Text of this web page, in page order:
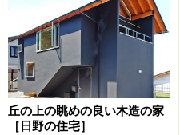
竣工年月：
敷地面積：
建築面積：
延床面積：
丘の上の眺めの良い木造の家
［日野の住宅］